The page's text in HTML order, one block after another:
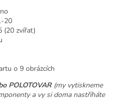
20
(20 zvířat)
o 9 obrázcích
POLOTOVAR (my vytiskneme
a vy si doma nastříháte